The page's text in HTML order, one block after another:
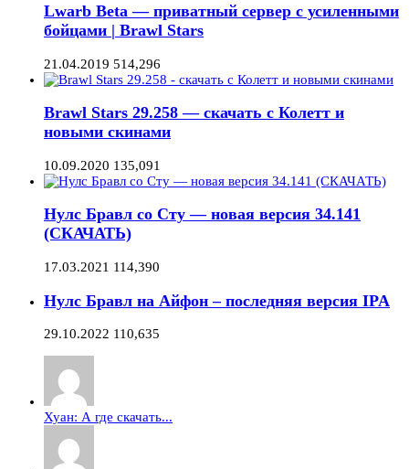
Lwarb Beta — приватный сервер с усиленными
бойцами | Brawl Stars
21.04.2019 514,296
Brawl Stars 29.258 — скачать с Колетт и
новыми скинами
10.09.2020 135,091
Нулс Бравл со Сту — новая версия 34.141
(СКАЧАТЬ)
17.03.2021 114,390
Нулс Бравл на Айфон – последняя версия IPA
29.10.2022 110,635
Хуан: А где скачать...